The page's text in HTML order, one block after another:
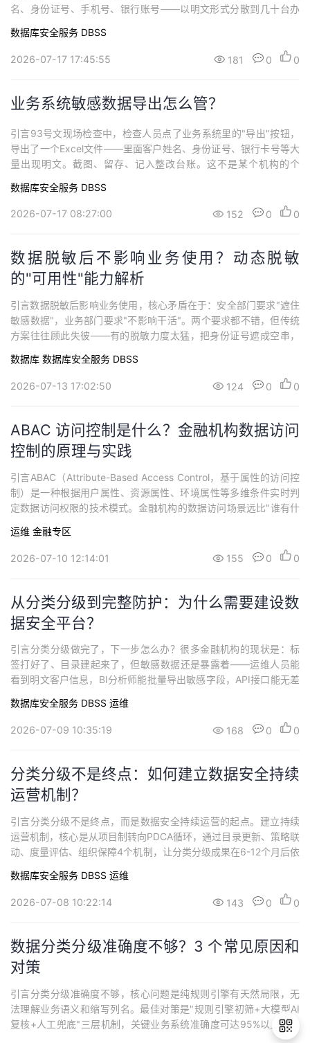
名、身份证号、手机号、银行账号——以明文形式分散到几十台办
始数据。大多数机构在排查数据安全风险时，最容易漏掉的就是这
个环节。为什么数据导出管控容易被忽视？什么是数据导出安全管
数据库安全服务 DBSS
2026-07-17 17:45:55 181 0 0
业务系统敏感数据导出怎么管？
引言93号文现场检查中，检查人员点了业务系统里的"导出"按钮，
导出了一个Excel文件——里面客户姓名、身份证号、银行卡号等大
量出现明文。截图、留存、记入整改台账。这不是某个机构的个
要求"采取有效措施防范敏感数据导出风险"，但很多机构在自查时漏
掉了这个环节：查询页面做了脱敏，导出按钮却没管。为什么数据
数据库安全服务 DBSS
2026-07-17 08:27:00 152 0 0
数据脱敏后不影响业务使用？动态脱敏
的"可用性"能力解析
引言数据脱敏后影响业务使用，核心矛盾在于：安全部门要求"遮住
敏感数据"，业务部门要求"不影响干活"。两个要求都不错，但传统
方案往往顾此失彼——有的脱敏力度太猛，把身份证号遮成空串，
查一个准。问题的关键不在"脱不脱"，而在"脱了还能用"。什么是动
态脱敏的"可用性"？什么是动态脱敏的可用性？ 动态脱敏的可用
数据库 数据库安全服务 DBSS
2026-07-13 17:02:50 124 0 0
ABAC 访问控制是什么？金融机构数据访问
控制的原理与实践
引言ABAC（Attribute-Based Access Control，基于属性的访问控
制）是一种根据用户属性、资源属性、环境属性等多维条件实时判
定数据访问权限的技术模式。金融机构的数据访问场景远比"谁有什
间、不同终端、通过不同应用访问数据时，应该看到的结果可能完
全不同。ABAC 的价值就在于把这种动态的、多维的权限判定交给
运维 金融专区
2026-07-10 12:14:01 155 0 0
从分类分级到完整防护：为什么需要建设数
据安全平台？
引言分类分级做完了，下一步怎么办？很多金融机构的现状是：标
签打好了、目录建起来了，但敏感数据还是暴露着——运维人员能
看到明文客户信息，BI分析师能批量导出敏感字段，API接口能无差
到真正保护之间，还有一整套防护能力要建。金监总局〔2025〕93
号文要求：针对敏感级及以上数据制定用户对数据的访问策略，采
数据库安全服务 DBSS 运维
2026-07-09 10:35:19 168 0 0
分类分级不是终点：如何建立数据安全持续
运营机制？
引言分类分级不是终点，而是数据安全持续运营的起点。建立持续
运营机制，核心是从项目制转向PDCA循环，通过目录更新、策略联
动、度量评估、组织保障4个机制，让分类分级成果在6-12个月后依
答"有制度、有人员"但说不出具体维护动作，基本等于没运营。为什
么分类分级项目容易"虎头蛇尾"？第一，项目制思维的局限。 分类
数据库安全服务 DBSS 运维
2026-07-08 10:22:14 143 0 0
数据分类分级准确度不够？3 个常见原因和
对策
引言分类分级准确度不够，核心问题是纯规则引擎有天然局限，无
法理解业务语义和缩写列名。最佳对策是"规则引擎初筛+大模型AI
复核+人工兜底"三层机制，关键业务系统准确度可达95%以上。检
查人员会问：你们分类分级的准确率是多少？很多机构能掏出厚厚